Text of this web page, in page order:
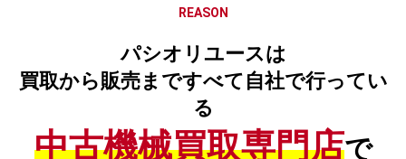
REASON
パシオリユースは
買取から販売まですべて自社で行ってい
る
中古機械買取専門店で